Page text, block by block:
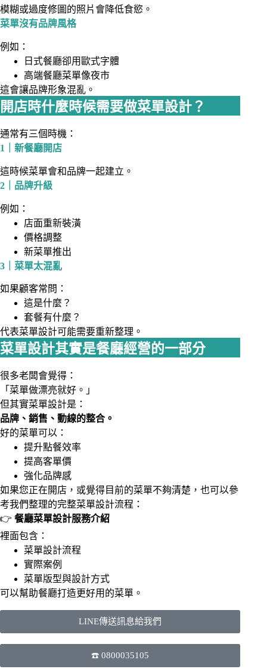
模糊或過度修圖的照片會降低食慾。
菜單沒有品牌風格
例如：
日式餐廳卻用歐式字體
高端餐廳菜單像夜市
這會讓品牌形象混亂。
開店時什麼時候需要做菜單設計？
通常有三個時機：
1｜新餐廳開店
這時候菜單會和品牌一起建立。
2｜品牌升級
例如：
店面重新裝潢
價格調整
新菜單推出
3｜菜單太混亂
如果顧客常問：
這是什麼？
套餐有什麼？
代表菜單設計可能需要重新整理。
菜單設計其實是餐廳經營的一部分
很多老闆會覺得：
「菜單做漂亮就好。」
但其實菜單設計是：
品牌、銷售、動線的整合。
好的菜單可以：
提升點餐效率
提高客單價
強化品牌感
如果您正在開店，或覺得目前的菜單不夠清楚，也可以參
考我們整理的完整菜單設計流程：
👉 餐廳菜單設計服務介紹
裡面包含：
菜單設計流程
實際案例
菜單版型與設計方式
可以幫助餐廳打造更好用的菜單。
LINE傳送訊息給我們
☎️ 0800035105